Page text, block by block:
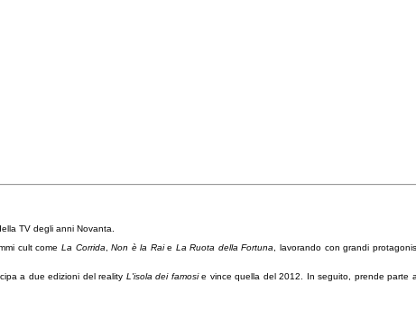
TV degli anni Novanta.
cult come La Corrida,Non è la Raie La Ruota della Fortuna, lavorando con grandi
a due edizioni del reality L'isola dei famosie vince quella del 2012. In seguito, prende parte